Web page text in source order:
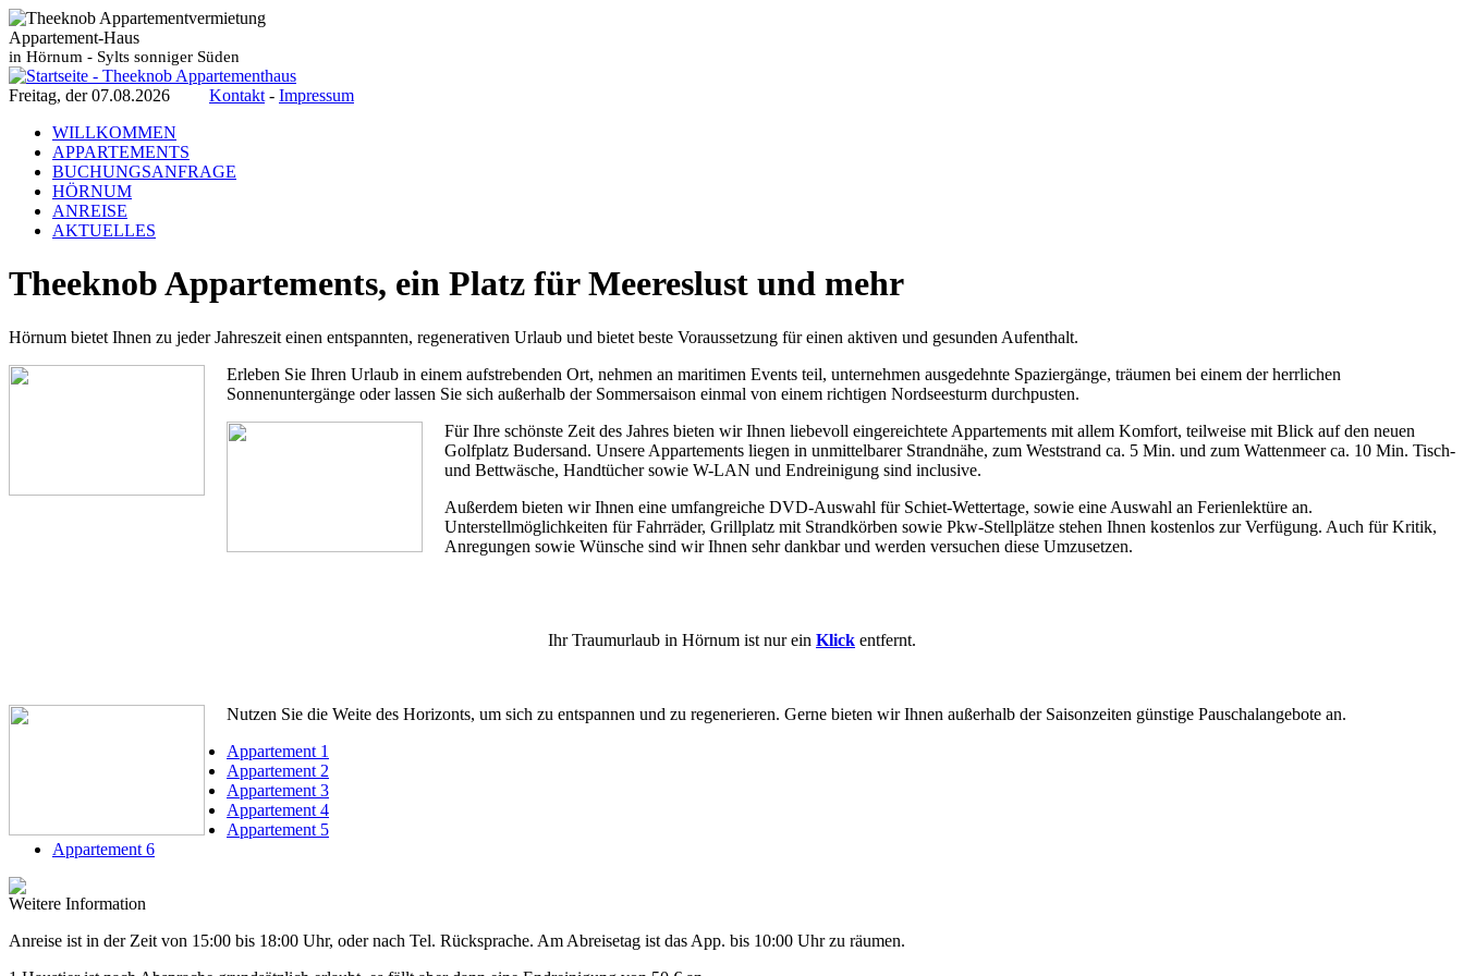
Appartement-Haus
in Hörnum - Sylts sonniger Süden
Freitag, der 07.08.2026 Kontakt - Impressum
WILLKOMMEN
APPARTEMENTS
BUCHUNGSANFRAGE
HÖRNUM
ANREISE
AKTUELLES
Theeknob Appartements, ein Platz für Meereslust und mehr
Hörnum bietet Ihnen zu jeder Jahreszeit einen entspannten, regenerativen Urlaub und bietet beste Voraussetzung für einen aktiven und gesunden Aufenthalt.
Erleben Sie Ihren Urlaub in einem aufstrebenden Ort, nehmen an maritimen Events teil, unternehmen ausgedehnte Spaziergänge, träumen bei einem der herrlichen
Sonnenuntergänge oder lassen Sie sich außerhalb der Sommersaison einmal von einem richtigen Nordseesturm durchpusten.
Für Ihre schönste Zeit des Jahres bieten wir Ihnen liebevoll eingereichtete Appartements mit allem Komfort, teilweise mit Blick auf den neuen
Golfplatz Budersand. Unsere Appartements liegen in unmittelbarer Strandnähe, zum Weststrand ca. 5 Min. und zum Wattenmeer ca. 10 Min. Tisch-
und Bettwäsche, Handtücher sowie W-LAN und Endreinigung sind inclusive.
Außerdem bieten wir Ihnen eine umfangreiche DVD-Auswahl für Schiet-Wettertage, sowie eine Auswahl an Ferienlektüre an.
Unterstellmöglichkeiten für Fahrräder, Grillplatz mit Strandkörben sowie Pkw-Stellplätze stehen Ihnen kostenlos zur Verfügung. Auch für Kritik,
Anregungen sowie Wünsche sind wir Ihnen sehr dankbar und werden versuchen diese Umzusetzen.
Ihr Traumurlaub in Hörnum ist nur ein Klick entfernt.
Nutzen Sie die Weite des Horizonts, um sich zu entspannen und zu regenerieren. Gerne bieten wir Ihnen außerhalb der Saisonzeiten günstige Pauschalangebote an.
Appartement 1
Appartement 2
Appartement 3
Appartement 4
Appartement 5
Appartement 6
Weitere Information
Anreise ist in der Zeit von 15:00 bis 18:00 Uhr, oder nach Tel. Rücksprache. Am Abreisetag ist das App. bis 10:00 Uhr zu räumen.